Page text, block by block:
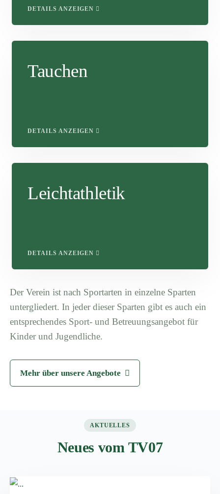
DETAILS ANZEIGEN
Tauchen
DETAILS ANZEIGEN
Leichtathletik
DETAILS ANZEIGEN
Der Verein ist nach Sportarten in einzelne Sparten
untergliedert. In jeder dieser Sparten gibt es auch ein
entsprechendes Sport- und Betreuungsangebot für
Kinder und Jugendliche.
Mehr über unsere Angebote
AKTUELLES
Neues vom TV07